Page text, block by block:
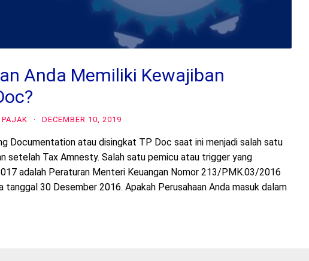
Anda Memiliki Kewajiban
· DECEMBER 10, 2019
Documentation atau disingkat TP Doc saat ini menjadi salah satu
setelah Tax Amnesty. Salah satu pemicu atau trigger yang
adalah Peraturan Menteri Keuangan Nomor 213/PMK.03/2016
tanggal 30 Desember 2016. Apakah Perusahaan Anda masuk dalam